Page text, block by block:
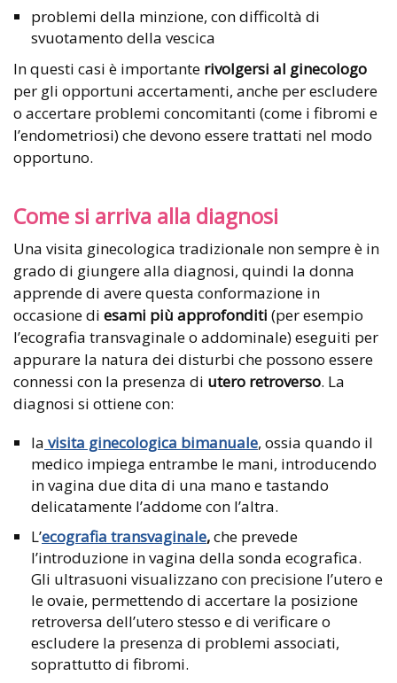
problemi della minzione, con difficoltà di
svuotamento della vescica
In questi casi è importante rivolgersi al ginecologo
per gli opportuni accertamenti, anche per escludere
o accertare problemi concomitanti (come i fibromi e
l’endometriosi) che devono essere trattati nel modo
opportuno.
Come si arriva alla diagnosi
Una visita ginecologica tradizionale non sempre è in
grado di giungere alla diagnosi, quindi la donna
apprende di avere questa conformazione in
occasione di esami più approfonditi (per esempio
l’ecografia transvaginale o addominale) eseguiti per
appurare la natura dei disturbi che possono essere
connessi con la presenza di utero retroverso. La
diagnosi si ottiene con:
la visita ginecologica bimanuale, ossia quando il
medico impiega entrambe le mani, introducendo
in vagina due dita di una mano e tastando
delicatamente l’addome con l’altra.
L’ecografia transvaginale,che prevede
l’introduzione in vagina della sonda ecografica.
Gli ultrasuoni visualizzano con precisione l’utero e
le ovaie, permettendo di accertare la posizione
retroversa dell’utero stesso e di verificare o
escludere la presenza di problemi associati,
soprattutto di fibromi.